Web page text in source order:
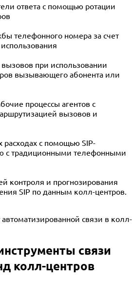
ответа с помощью ротации
телефонного номера за счет
при использовании
вызывающего абонента или
процессы агентов с
вызовов и
с помощью SIP-
с традиционными телефонными
контроля и прогнозирования
SIP по данным колл-центров.
автоматизированной связи в колл-
связи
колл-центров